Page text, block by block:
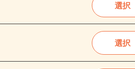
選択
選択